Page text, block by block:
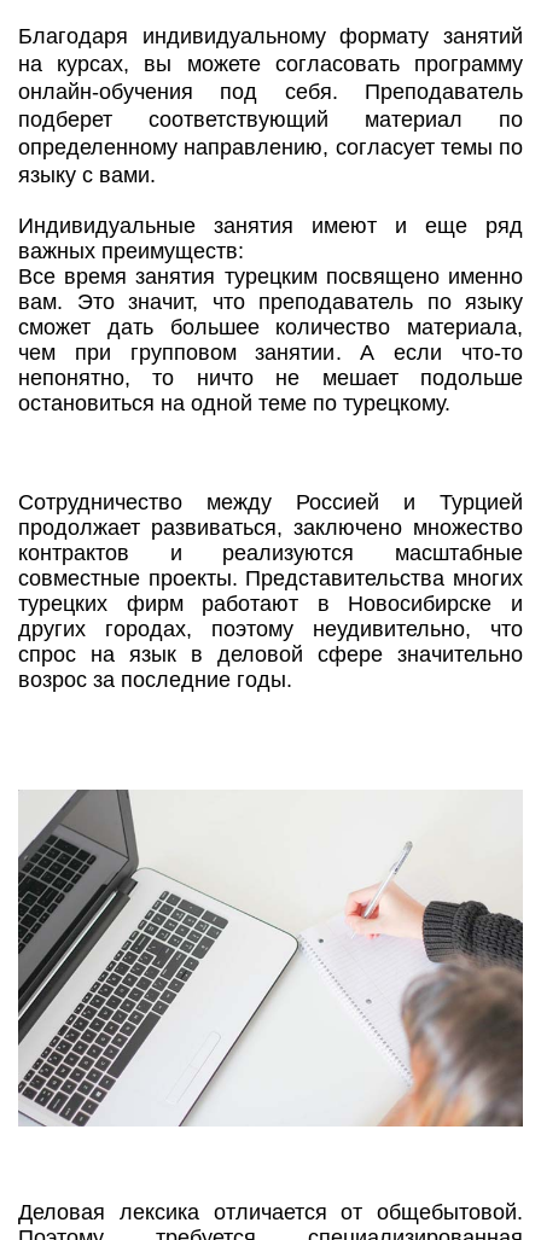
Благодаря индивидуальному формату занятий
на курсах, вы можете согласовать программу
онлайн-обучения под себя. Преподаватель
подберет соответствующий материал по
определенному направлению, согласует темы по
языку с вами.
Индивидуальные занятия имеют и еще ряд
важных преимуществ:
Все время занятия турецким посвящено именно
вам. Это значит, что преподаватель по языку
сможет дать большее количество материала,
чем при групповом занятии. А если что-то
непонятно, то ничто не мешает подольше
остановиться на одной теме по турецкому.
Сотрудничество между Россией и Турцией
продолжает развиваться, заключено множество
контрактов и реализуются масштабные
совместные проекты. Представительства многих
турецких фирм работают в Новосибирске и
других городах, поэтому неудивительно, что
спрос на язык в деловой сфере значительно
возрос за последние годы.
Деловая лексика отличается от общебытовой.